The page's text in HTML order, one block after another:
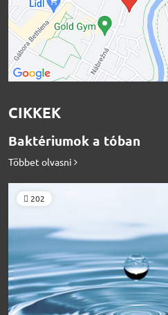
CIKKEK
Baktériumok a tóban
Többet olvasni
202